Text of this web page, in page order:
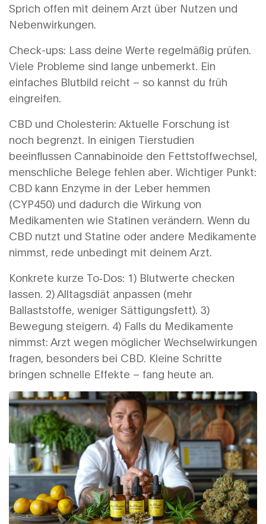
Sprich offen mit deinem Arzt über Nutzen und
Nebenwirkungen.
Check-ups: Lass deine Werte regelmäßig prüfen.
Viele Probleme sind lange unbemerkt. Ein
einfaches Blutbild reicht – so kannst du früh
eingreifen.
CBD und Cholesterin: Aktuelle Forschung ist
noch begrenzt. In einigen Tierstudien
beeinflussen Cannabinoide den Fettstoffwechsel,
menschliche Belege fehlen aber. Wichtiger Punkt:
CBD kann Enzyme in der Leber hemmen
(CYP450) und dadurch die Wirkung von
Medikamenten wie Statinen verändern. Wenn du
CBD nutzt und Statine oder andere Medikamente
nimmst, rede unbedingt mit deinem Arzt.
Konkrete kurze To‑Dos: 1) Blutwerte checken
lassen. 2) Alltagsdiät anpassen (mehr
Ballaststoffe, weniger Sättigungsfett). 3)
Bewegung steigern. 4) Falls du Medikamente
nimmst: Arzt wegen möglicher Wechselwirkungen
fragen, besonders bei CBD. Kleine Schritte
bringen schnelle Effekte – fang heute an.